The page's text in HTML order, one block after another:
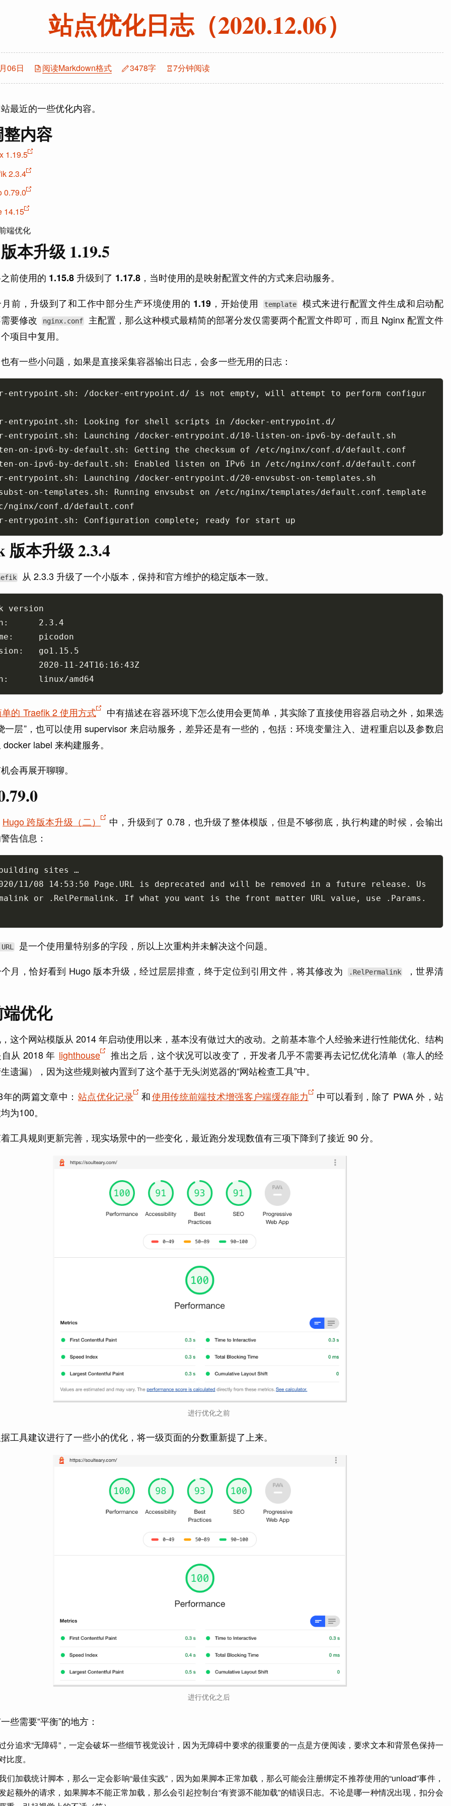
站点优化日志（2020.12.06）
06日 阅读Markdown格式 3478字 7分钟阅读
最近的一些优化内容。
内容
1.19.5
2.3.4
0.79.0
14.15
端优化
本升级 1.19.5
前使用的 1.15.8 升级到了 1.17.8 ，当时使用的是映射配置文件的方式来启动服务。
前，升级到了和工作中部分生产环境使用的 1.19 ，开始使用 template
模式来进行配置文件生成和启动配
要修改
nginx.conf
主配置，那么这种模式最精简的部署分发仅需要两个配置文件即可，而且 Nginx 配置文件
项目中复用。
有一些小问题，如果是直接采集容器输出日志，会多一些无用的日志：
entrypoint.sh: /docker-entrypoint.d/ is not empty, will attempt to perform configur
on-templates.sh: Running envsubst on /etc/nginx/templates/default.conf.template
版本升级 2.3.4
从 2.3.3 升级了一个小版本，保持和官方维护的稳定版本一致。
的 Traefik 2 使用方式
中有描述在容器环境下怎么使用会更简单，其实除了直接使用容器启动之外，如果选
一层”，也可以使用 supervisor 来启动服务，差异还是有一些的，包括：环境变量注入、进程重启以及参数启
label 来构建服务。
会再展开聊聊。
Hugo 跨版本升级（二）
中，升级到了 0.78，也升级了整体模版，但是不够彻底，执行构建的时候，会输出
告信息：
2020/11/08 14:53:50 Page.URL is deprecated and will be removed in a future release. Us
or .RelPermalink. If what you want is the front matter URL value, use .Params.
是一个使用量特别多的字段，所以上次重构并未解决这个问题。
月，恰好看到 Hugo 版本升级，经过层层排查，终于定位到引用文件，将其修改为
.RelPermalink ，世界清
优化
这个网站模版从 2014 年启动使用以来，基本没有做过大的改动。之前基本靠个人经验来进行性能优化、结构
从 2018 年 lighthouse
推出之后，这个状况可以改变了，开发者几乎不需要再去记忆优化清单（靠人的经
遗漏），因为这些规则被内置到了这个基于无头浏览器的“网站检查工具”中。
的两篇文章中： 站点优化记录 和使用传统前端技术增强客户端缓存能力
中可以看到，除了 PWA 外，站
为100。
工具规则更新完善，现实场景中的一些变化，最近跑分发现数值有三项下降到了接近 90 分。
进行优化之前
工具建议进行了一些小的优化，将一级页面的分数重新提了上来。
进行优化之后
些需要“平衡”的地方：
分追求“无障碍”，一定会破坏一些细节视觉设计，因为无障碍中要求的很重要的一点是方便阅读，要求文本和背景色保持一
比度。
们加载统计脚本，那么一定会影响“最佳实践”，因为如果脚本正常加载，那么可能会注册绑定不推荐使用的“unload”事件，
起额外的请求，如果脚本不能正常加载，那么会引起控制台“有资源不能加载”的错误日志。不论是哪一种情况出现，扣分会